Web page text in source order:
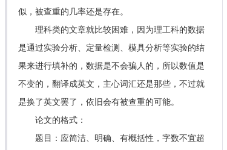
似，被查重的几率还是存在。
理科类的文章就比较困难，因为理工科的数据
是通过实验分析、定量检测、模具分析等实验的结
果来进行填补的，数据是不会骗人的，所以数值是
不变的，翻译成英文，主心词汇还是那些，不过就
是换了英文罢了，依旧会有被查重的可能。
论文的格式：
题目：应简洁、明确、有概括性，字数不宜超